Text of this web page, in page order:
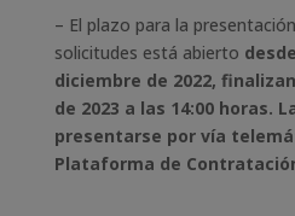
– El plazo para la
solicitudes está abierto
diciembre de 2022,
de 2023 a las 14:00 horas.
presentarse por vía
Plataforma de